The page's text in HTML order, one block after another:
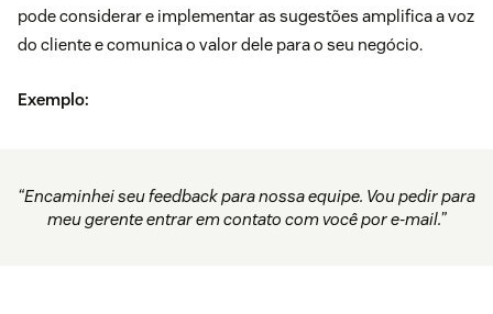
pode considerar e implementar as sugestões amplifica a voz
do cliente e comunica o valor dele para o seu negócio.
Exemplo:
“Encaminhei seu feedback para nossa equipe. Vou pedir para
meu gerente entrar em contato com você por e-mail.”